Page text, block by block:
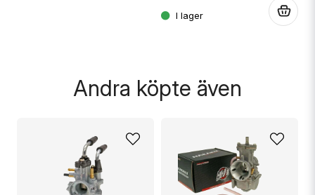
Andra köpte även